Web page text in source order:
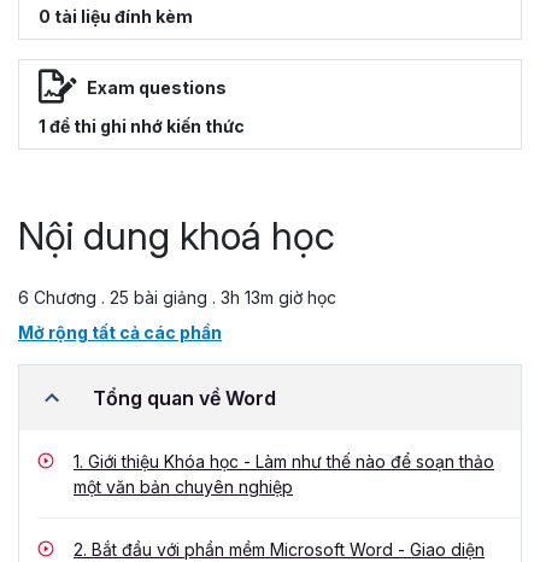
0 tài liệu đính kèm
Exam questions
1 đề thi ghi nhớ kiến thức
Nội dung khoá học
6 Chương . 25 bài giảng . 3h 13m giờ học
Mở rộng tất cả các phần
Tổng quan về Word
1. Giới thiệu Khóa học - Làm như thế nào để soạn thảo
một văn bản chuyên nghiệp
2. Bắt đầu với phần mềm Microsoft Word - Giao diện